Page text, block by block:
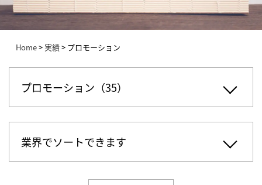
Home>実績> プロモーション
プロモーション（35）
業界でソートできます